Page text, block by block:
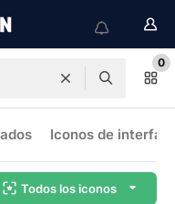
0
Iconos de interfaz
Todos los iconos